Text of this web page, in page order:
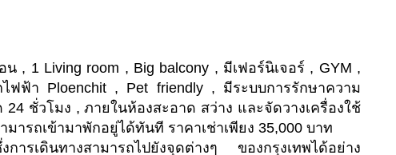
, 1 Living room , Big balcony , มีเฟอร์นิเจอร์ , GYM ,
ฟฟ้า Ploenchit , Pet friendly , มีระบบการรักษาความ
ชั่วโมง , ภายในห้องสะอาด สว่าง และจัดวางเครื่องใช้
มารถเข้ามาพักอยู่ได้ทันที ราคาเช่าเพียง 35,000 บาท
การเดินทางสามารถไปยังจุดต่างๆ ของกรุงเทพได้อย่าง